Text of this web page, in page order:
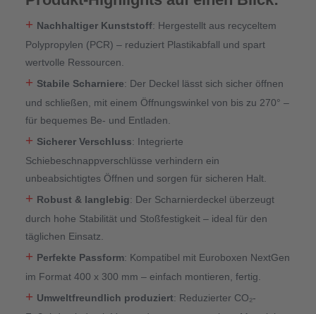
+ Nachhaltiger Kunststoff: Hergestellt aus recyceltem
Polypropylen (PCR) – reduziert Plastikabfall und spart
wertvolle Ressourcen.
+ Stabile Scharniere: Der Deckel lässt sich sicher öffnen
und schließen, mit einem Öffnungswinkel von bis zu 270° –
für bequemes Be- und Entladen.
+ Sicherer Verschluss: Integrierte
Schiebeschnappverschlüsse verhindern ein
unbeabsichtigtes Öffnen und sorgen für sicheren Halt.
+ Robust & langlebig: Der Scharnierdeckel überzeugt
durch hohe Stabilität und Stoßfestigkeit – ideal für den
täglichen Einsatz.
+ Perfekte Passform: Kompatibel mit Euroboxen NextGen
im Format 400 x 300 mm – einfach montieren, fertig.
+ Umweltfreundlich produziert: Reduzierter CO₂-